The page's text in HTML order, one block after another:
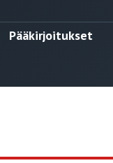
Pääkirjoitukset